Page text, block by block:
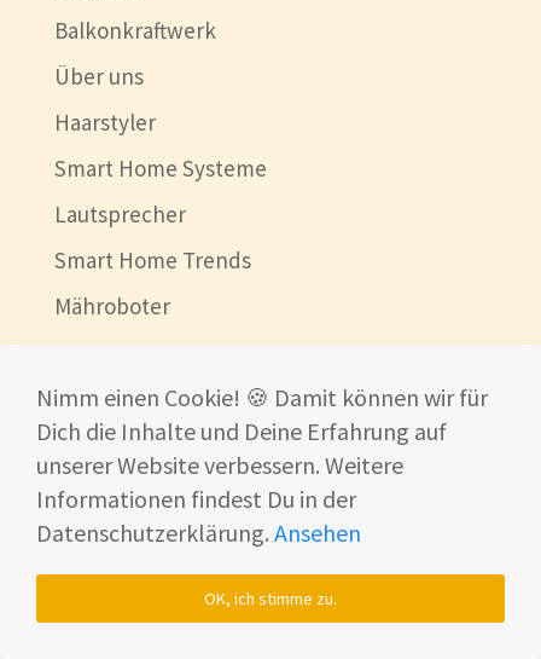
Balkonkraftwerk
Über uns
Haarstyler
Smart Home Systeme
Lautsprecher
Smart Home Trends
Mähroboter
News
💰 Deals
Beste China Shops
Ultraschallreinigungsgerät
© 2026
www.shf-development.renaissance-ventures.com
Impressum
Datenschutzerklärung
Nimm einen Cookie! 🍪 Damit können wir für
Dich die Inhalte und Deine Erfahrung auf
unserer Website verbessern. Weitere
Informationen findest Du in der
Datenschutzerklärung. Ansehen
OK, ich stimme zu.